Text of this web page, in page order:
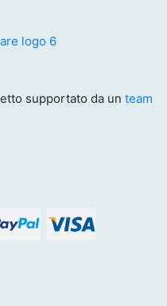
supportato da un team